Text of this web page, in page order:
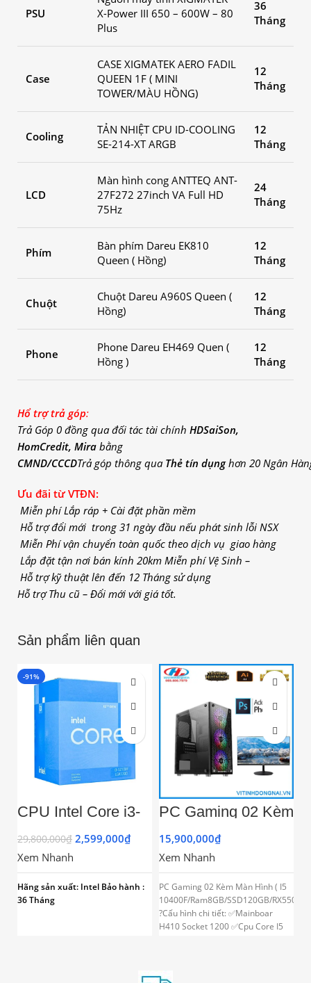
PSU
X-Power III 650 – 600W – 80
Plus
36
Tháng
Case
CASE XIGMATEK AERO FADIL
QUEEN 1F ( MINI
TOWER/MÀU HỒNG)
12
Tháng
Cooling
TẢN NHIỆT CPU ID-COOLING
SE-214-XT ARGB
12
Tháng
LCD
Màn hình cong ANTTEQ ANT-
27F272 27inch VA Full HD
75Hz
24
Tháng
Phím
Bàn phím Dareu EK810
Queen ( Hồng)
12
Tháng
Chuột
Chuột Dareu A960S Queen (
Hồng)
12
Tháng
Phone
Phone Dareu EH469 Quen (
Hồng )
12
Tháng
Hổ trợ trả góp:
Trả Góp 0 đồng qua đối tác tài chính HDSaiSon,
HomCredit, Mira bằng
CMND/CCCDTrả góp thông qua Thẻ tín dụng hơn 20 Ngân
Ưu đãi từ VTĐN:
Miễn phí Lắp ráp + Cài đặt phần mềm
Hỗ trợ đổi mới trong 31 ngày đầu nếu phát sinh lỗi NSX
Miễn Phí vận chuyển toàn quốc theo dịch vụ giao hàng
Lắp đặt tận nơi bán kính 20km Miễn phí Vệ Sinh –
Hỗ trợ kỹ thuật lên đến 12 Tháng sử dụng
Hỗ trợ Thu cũ – Đổi mới với giá tốt.
Sản phẩm liên quan
-91%
CPU Intel Core i3-
turbo up to 4.3GHz,
4 nhân 8 luồng,
12MB Cache,
58W)- Socket Intel
LGA 1700)
29,800,000₫ 2,599,000₫
Xem Nhanh
Hãng sản xuất: Intel Bảo hành :
36 Tháng
PC Gaming 02 Kèm
Màn Hình ( I5
10400F/Ram8GB/S
SD120GB/RX5504
GB/500W)
15,900,000₫
Xem Nhanh
PC Gaming 02 Kèm Màn Hình ( I5
10400F/Ram8GB/SSD120GB/
?Cấu hình chi tiết: ✅Mainboar
H410 Socket 1200 ✅Cpu Core I5